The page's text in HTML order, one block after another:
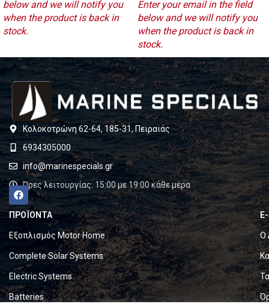
below and we will notify you
when the product is back in
stock.
Enter your email in the field
below and we will notify you
when the product is back in
stock.
Κολοκοτρώνη 62-64, 185-31, Πειραιάς
6934305000
info@marinespecials.gr
Ώρες λειτουργίας: 15:00 με 19:00 κάθε μέρα
ΠΡΟΪΟΝΤΑ
Εξοπλισμός Motor Home
Complete Solar Systems
Electric Systems
Batteries
Ο